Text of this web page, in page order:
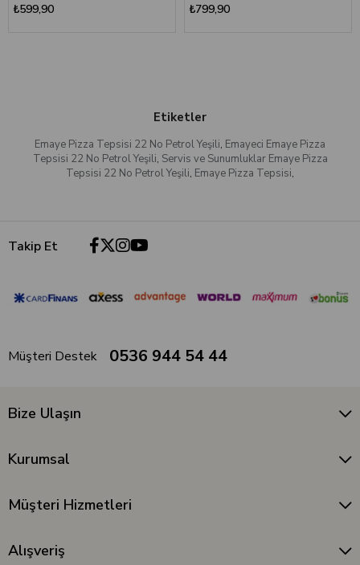
₺599,90 ₺799,90
Etiketler
Emaye Pizza Tepsisi 22 No Petrol Yeşili, Emayeci Emaye Pizza
Tepsisi 22 No Petrol Yeşili, Servis ve Sunumluklar Emaye Pizza
Tepsisi 22 No Petrol Yeşili, Emaye Pizza Tepsisi,
Takip Et
Müşteri Destek 0536 944 54 44
Bize Ulaşın
Kurumsal
Müşteri Hizmetleri
Alışveriş